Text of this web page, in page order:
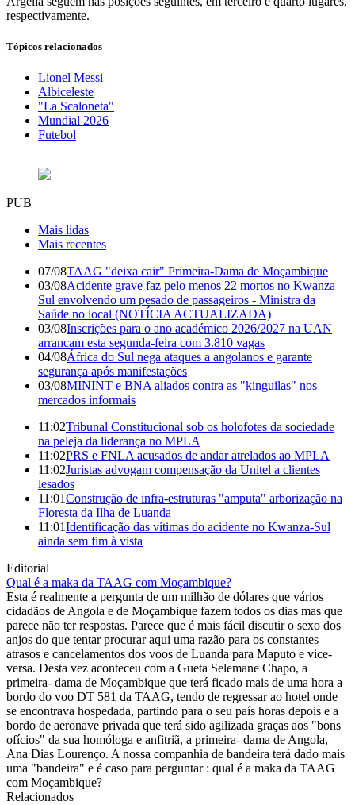
respectivamente.
Tópicos relacionados
Lionel Messi
Albiceleste
"La Scaloneta"
Mundial 2026
Futebol
PUB
Mais lidas
Mais recentes
07/08TAAG "deixa cair" Primeira-Dama de Moçambique
03/08Acidente grave faz pelo menos 22 mortos no Kwanza
Sul envolvendo um pesado de passageiros - Ministra da
Saúde no local (NOTÍCIA ACTUALIZADA)
03/08Inscrições para o ano académico 2026/2027 na UAN
arrancam esta segunda-feira com 3.810 vagas
04/08África do Sul nega ataques a angolanos e garante
segurança após manifestações
03/08MININT e BNA aliados contra as "kinguilas" nos
mercados informais
11:02Tribunal Constitucional sob os holofotes da sociedade
na peleja da liderança no MPLA
11:02PRS e FNLA acusados de andar atrelados ao MPLA
11:02Juristas advogam compensação da Unitel a clientes
lesados
11:01Construção de infra-estruturas "amputa" arborização na
Floresta da Ilha de Luanda
11:01Identificação das vítimas do acidente no Kwanza-Sul
ainda sem fim à vista
Editorial
Qual é a maka da TAAG com Moçambique?
Esta é realmente a pergunta de um milhão de dólares que vários
cidadãos de Angola e de Moçambique fazem todos os dias mas que
parece não ter respostas. Parece que é mais fácil discutir o sexo dos
anjos do que tentar procurar aqui uma razão para os constantes
atrasos e cancelamentos dos voos de Luanda para Maputo e vice-
versa. Desta vez aconteceu com a Gueta Selemane Chapo, a
primeira- dama de Moçambique que terá ficado mais de uma hora a
bordo do voo DT 581 da TAAG, tendo de regressar ao hotel onde
se encontrava hospedada, partindo para o seu país horas depois e a
bordo de aeronave privada que terá sido agilizada graças aos "bons
ofícios" da sua homóloga e anfitriã, a primeira- dama de Angola,
Ana Dias Lourenço. A nossa companhia de bandeira terá dado mais
uma "bandeira" e é caso para perguntar : qual é a maka da TAAG
com Moçambique?
Relacionados